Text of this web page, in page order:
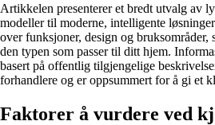
Artikkelen presenterer et bredt utvalg av
modeller til moderne, intelligente
over funksjoner, design og bruksområder,
den typen som passer til ditt hjem.
basert på offentlig tilgjengelige
forhandlere og er oppsummert for å gi et
Faktorer å vurdere ved